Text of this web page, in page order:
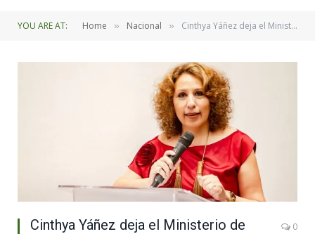
YOU ARE AT: Home » Nacional » Cinthya Yáñez deja el Ministerio de Turismo con una estructura sólida y una agenda de reactivación económica, inversión y planificación a favor del sector
Cinthya Yáñez deja el Ministerio de
0